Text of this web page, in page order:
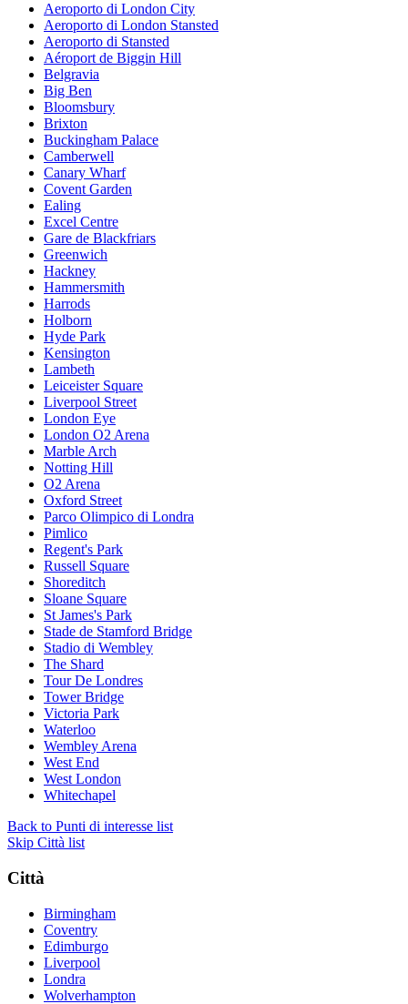
Aeroporto di London City
Aeroporto di London Stansted
Aeroporto di Stansted
Aéroport de Biggin Hill
Belgravia
Big Ben
Bloomsbury
Brixton
Buckingham Palace
Camberwell
Canary Wharf
Covent Garden
Ealing
Excel Centre
Gare de Blackfriars
Greenwich
Hackney
Hammersmith
Harrods
Holborn
Hyde Park
Kensington
Lambeth
Leiceister Square
Liverpool Street
London Eye
London O2 Arena
Marble Arch
Notting Hill
O2 Arena
Oxford Street
Parco Olimpico di Londra
Pimlico
Regent's Park
Russell Square
Shoreditch
Sloane Square
St James's Park
Stade de Stamford Bridge
Stadio di Wembley
The Shard
Tour De Londres
Tower Bridge
Victoria Park
Waterloo
Wembley Arena
West End
West London
Whitechapel
Back to Punti di interesse list
Skip Città list
Città
Birmingham
Coventry
Edimburgo
Liverpool
Londra
Wolverhampton